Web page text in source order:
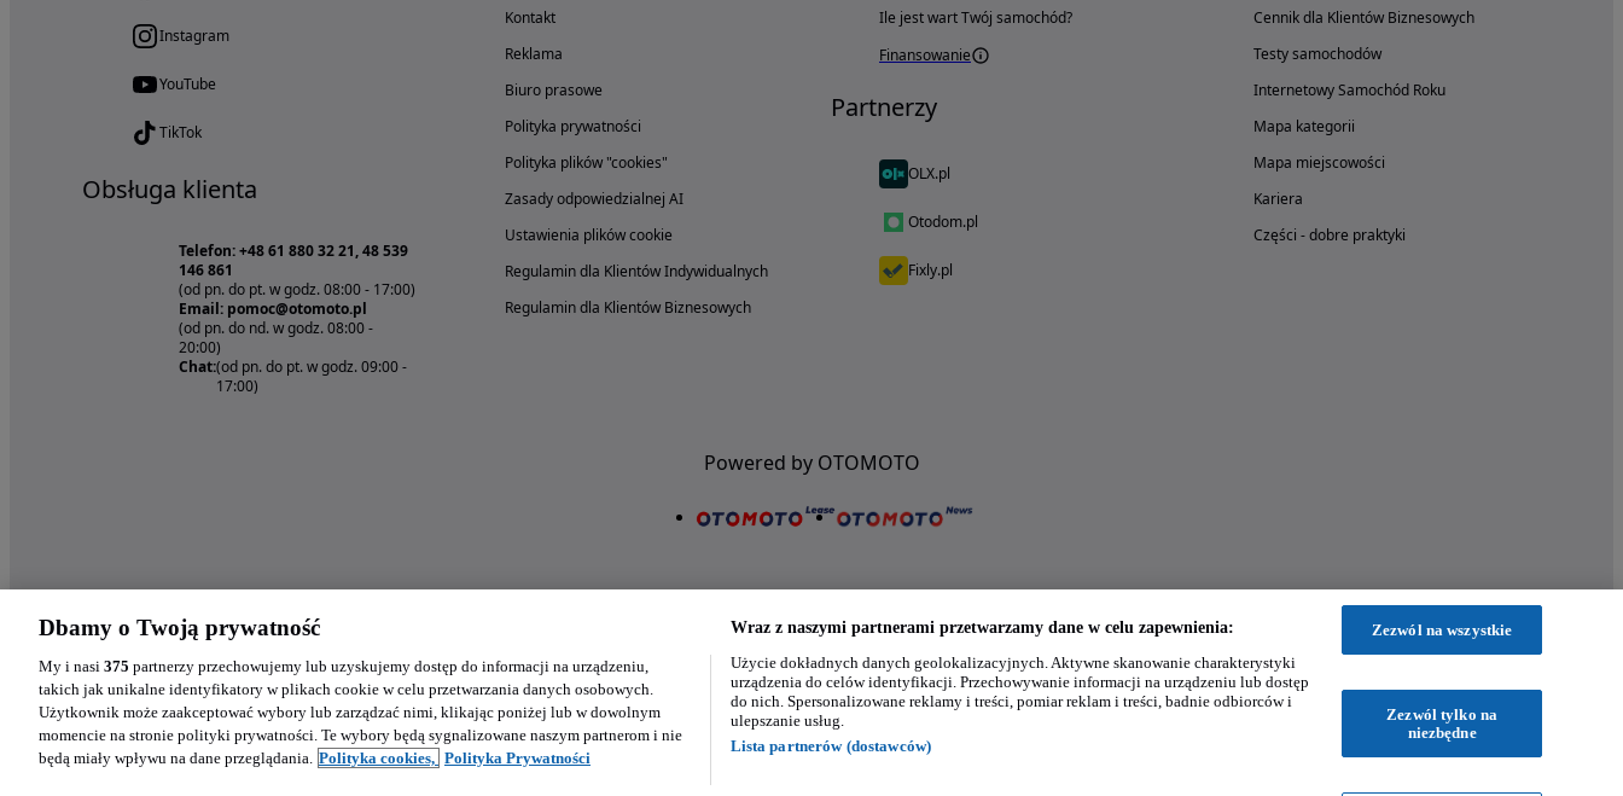
Instagram
YouTube
TikTok
Obsługa klienta
Telefon: +48 61 880 32 21, 48 539
146 861
(od pn. do pt. w godz. 08:00 - 17:00)
Email: pomoc@otomoto.pl
(od pn. do nd. w godz. 08:00 -
20:00)
Chat:(od pn. do pt. w godz. 09:00 -
17:00)
Kontakt
Reklama
Biuro prasowe
Polityka prywatności
Polityka plików "cookies"
Zasady odpowiedzialnej AI
Ustawienia plików cookie
Regulamin dla Klientów Indywidualnych
Regulamin dla Klientów Biznesowych
Ile jest wart Twój samochód?
Finansowanie
Partnerzy
OLX.pl
Otodom.pl
Fixly.pl
Cennik dla Klientów Biznesowych
Testy samochodów
Internetowy Samochód Roku
Mapa kategorii
Mapa miejscowości
Kariera
Części - dobre praktyki
Powered by OTOMOTO
Nasze aplikacje w twoim telefonie
Dbamy o Twoją prywatność
My i nasi 375 partnerzy przechowujemy lub uzyskujemy dostęp do informacji na urządzeniu,
takich jak unikalne identyfikatory w plikach cookie w celu przetwarzania danych osobowych.
Użytkownik może zaakceptować wybory lub zarządzać nimi, klikając poniżej lub w dowolnym
momencie na stronie polityki prywatności. Te wybory będą sygnalizowane naszym partnerom i nie
będą miały wpływu na dane przeglądania. Polityka cookies, Polityka Prywatności
Wraz z naszymi partnerami przetwarzamy dane w celu zapewnienia:
Użycie dokładnych danych geolokalizacyjnych. Aktywne skanowanie charakterystyki
urządzenia do celów identyfikacji. Przechowywanie informacji na urządzeniu lub dostęp
do nich. Spersonalizowane reklamy i treści, pomiar reklam i treści, badnie odbiorców i
ulepszanie usług.
Lista partnerów (dostawców)
Zezwól na wszystkie
Zezwól tylko na
niezbędne